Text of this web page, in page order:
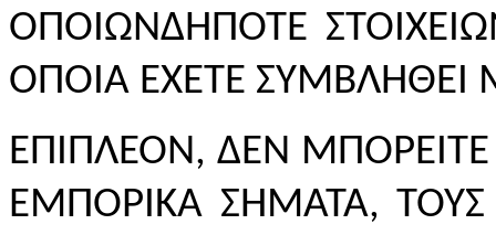
ΟΠΟΙΩΝΔΗΠΟΤΕ
ΟΠΟΙΑ ΕΧΕΤΕ ΣΥΜΒΛΗΘΕΙ
ΕΠΙΠΛΕΟΝ, ΔΕΝ
ΕΜΠΟΡΙΚΑ ΣΗΜΑΤΑ, ΤΟΥΣ